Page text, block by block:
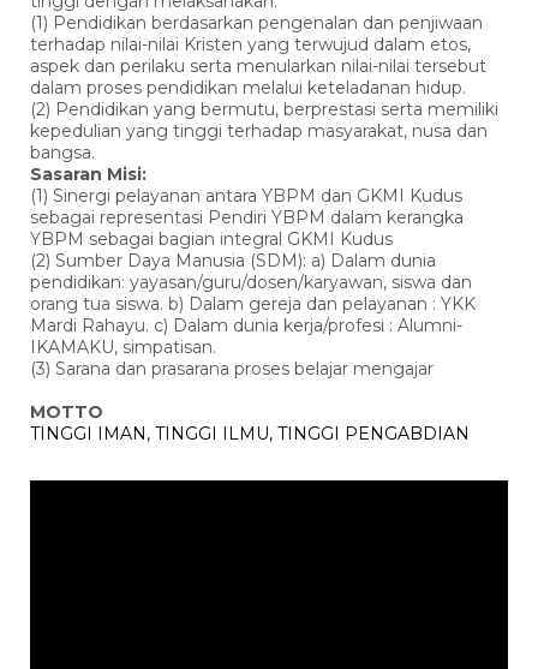
(1) Pendidikan berdasarkan pengenalan dan penjiwaan
terhadap nilai-nilai Kristen yang terwujud dalam etos,
aspek dan perilaku serta menularkan nilai-nilai tersebut
dalam proses pendidikan melalui keteladanan hidup.
(2) Pendidikan yang bermutu, berprestasi serta memiliki
kepedulian yang tinggi terhadap masyarakat, nusa dan
bangsa.
Sasaran Misi:
(1) Sinergi pelayanan antara YBPM dan GKMI Kudus
sebagai representasi Pendiri YBPM dalam kerangka
YBPM sebagai bagian integral GKMI Kudus
(2) Sumber Daya Manusia (SDM): a) Dalam dunia
pendidikan: yayasan/guru/dosen/karyawan, siswa dan
orang tua siswa. b) Dalam gereja dan pelayanan : YKK
Mardi Rahayu. c) Dalam dunia kerja/profesi : Alumni-
IKAMAKU, simpatisan.
(3) Sarana dan prasarana proses belajar mengajar
MOTTO
TINGGI IMAN, TINGGI ILMU, TINGGI PENGABDIAN